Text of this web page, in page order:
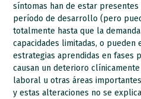
síntomas han de estar
período de desarrollo (pero
totalmente hasta que la
capacidades limitadas, o pueden
estrategias aprendidas en fases
causan un deterioro
laboral u otras áreas
y estas alteraciones no se